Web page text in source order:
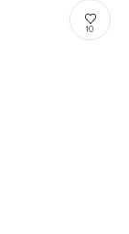
10